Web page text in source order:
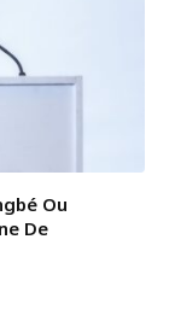
Ou
De